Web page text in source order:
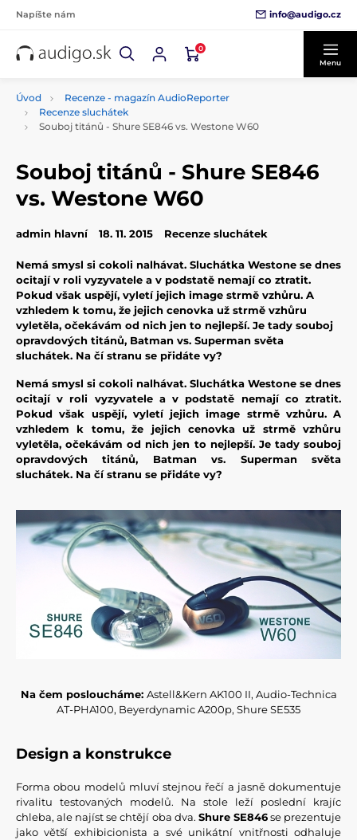
Napíšte nám info@audigo.cz
0
Menu
Úvod
Recenze - magazín AudioReporter
Recenze sluchátek
Souboj titánů - Shure SE846 vs. Westone W60
Souboj titánů - Shure SE846
vs. Westone W60
admin hlavní 18. 11. 2015 Recenze sluchátek
Nemá smysl si cokoli nalhávat. Sluchátka Westone se dnes
ocitají v roli vyzyvatele a v podstatě nemají co ztratit.
Pokud však uspějí, vyletí jejich image strmě vzhůru. A
vzhledem k tomu, že jejich cenovka už strmě vzhůru
vyletěla, očekávám od nich jen to nejlepší. Je tady souboj
opravdových titánů, Batman vs. Superman světa
sluchátek. Na čí stranu se přidáte vy?
Nemá smysl si cokoli nalhávat. Sluchátka Westone se dnes
ocitají v roli vyzyvatele a v podstatě nemají co ztratit.
Pokud však uspějí, vyletí jejich image strmě vzhůru. A
vzhledem k tomu, že jejich cenovka už strmě vzhůru
vyletěla, očekávám od nich jen to nejlepší. Je tady souboj
opravdových titánů, Batman vs. Superman světa
sluchátek. Na čí stranu se přidáte vy?
Na čem posloucháme: Astell&Kern AK100 II, Audio-Technica
AT-PHA100, Beyerdynamic A200p, Shure SE535
Design a konstrukce
Forma obou modelů mluví stejnou řečí a jasně dokumentuje
rivalitu testovaných modelů. Na stole leží poslední krajíc
chleba, ale najíst se chtějí oba dva. Shure SE846se prezentuje
jako větší exhibicionista a své unikátní vnitřnosti odhaluje